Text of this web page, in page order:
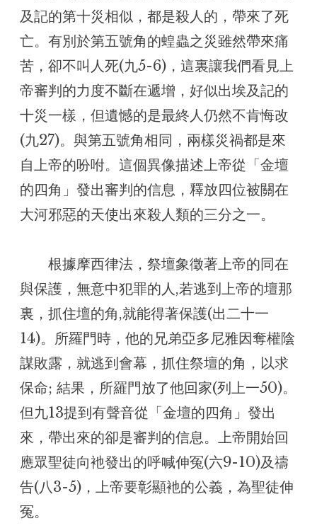
及記的第十災相似，都是殺人的，帶來了死
亡。有別於第五號角的蝗蟲之災雖然帶來痛
苦，卻不叫人死(九5-6)，這裏讓我們看見上
帝審判的力度不斷在遞增，好似出埃及記的
十災一樣，但遺憾的是最終人仍然不肯悔改
(九27)。與第五號角相同，兩樣災禍都是來
自上帝的吩咐。這個異像描述上帝從「金壇
的四角」發出審判的信息，釋放四位被關在
大河邪惡的天使出來殺人類的三分之一。
根據摩西律法，祭壇象徵著上帝的同在
與保護，無意中犯罪的人,若逃到上帝的壇那
裏，抓住壇的角,就能得著保護(出二十一
14)。所羅門時，他的兄弟亞多尼雅因奪權陰
謀敗露，就逃到會幕，抓住祭壇的角，以求
保命; 結果，所羅門放了他回家(列上一50)。
但九13提到有聲音從「金壇的四角」發出
來，帶出來的卻是審判的信息。上帝開始回
應眾聖徒向衪發出的呼喊伸冤(六9-10)及禱
告(八3-5)，上帝要彰顯衪的公義，為聖徒伸
冤。